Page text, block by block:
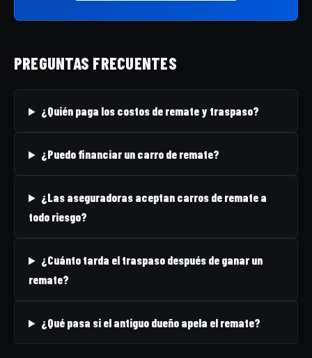
PREGUNTAS FRECUENTES
¿Quién paga los costos de remate y traspaso?
¿Puedo financiar un carro de remate?
¿Las aseguradoras aceptan carros de remate a
todo riesgo?
¿Cuánto tarda el traspaso después de ganar un
remate?
¿Qué pasa si el antiguo dueño apela el remate?